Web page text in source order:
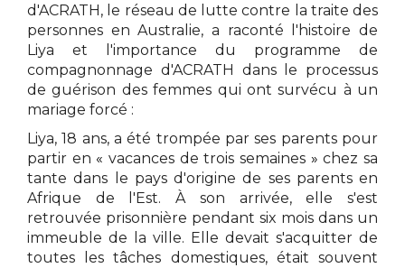
d'ACRATH, le réseau de lutte contre la traite des
personnes en Australie, a raconté l'histoire de
Liya et l'importance du programme de
compagnonnage d'ACRATH dans le processus
de guérison des femmes qui ont survécu à un
mariage forcé :
Liya, 18 ans, a été trompée par ses parents pour
partir en «vacances de trois semaines » chez sa
tante dans le pays d'origine de ses parents en
Afrique de l'Est. À son arrivée, elle s'est
retrouvée prisonnière pendant six mois dans un
immeuble de la ville. Elle devait s'acquitter de
toutes les tâches domestiques, était souvent